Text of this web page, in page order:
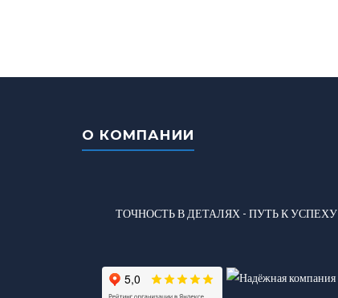
О КОМПАНИИ
ТОЧНОСТЬ В ДЕТАЛЯХ - ПУТЬ К УСПЕХУ